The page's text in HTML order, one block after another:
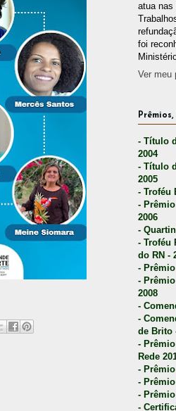
atua nas
foi
Ver meu
- Título
2004
- Título
2005
- Troféu
-
2006
-
- Troféu
do RN -
-
-
2008
-
-
de Brito
-
Rede
-
- Prêmio
-
-